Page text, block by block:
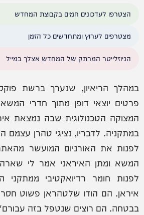
הצטרפו לעדכונים חמים בקבוצת המחדש
מצטרפים לערוץ ומתחדשים כל הזמן
הניוזלייטר המרתק של המחדש אצלך במייל
במהלך הריאיון, שנערך ברשת
פרטים יוצאי דופן מתוך חדרי
המצוקה הטכנולוגית שבה נמצאת
במתקניה. לדבריו, נציגי טהרן עצמם
לפנות את האורניום המועשר
המשא ומתן האיראני אמר לי
לפנות חומר רדיואקטיבי ממתקני
איראן. הם הודו שלטהראן פשוט
בבטחה. הם רוצים שנטפל בזה